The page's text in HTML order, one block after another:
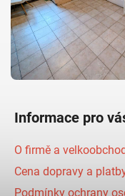
Informace pro
O firmě a
Cena dopravy a
Podmínky ochrany